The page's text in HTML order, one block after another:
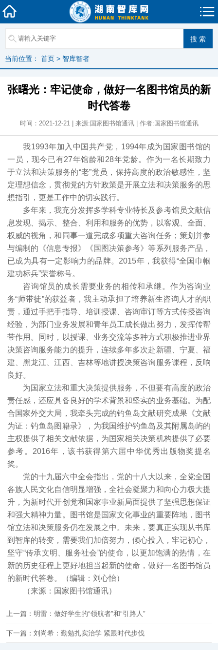
当前位置： 首页 > 智库智者
张曙光：牢记使命，做好一名图书馆员的新
时代答卷
时间：2021-12-21 | 来源:国家图书馆通讯 | 作者:国家图书馆通讯
我1993年加入中国共产党，1994年成为国家图书馆的
一员，现今已有27年馆龄和28年党龄。作为一名长期致力
于立法和决策服务的“老”党员，保持高度的政治敏感性，坚
定理想信念，贯彻党的方针政策是开展立法和决策服务的思
想指引，更是工作中的切实践行。
多年来，我充分发挥多学科专业特长及参考馆员文献信
息发现、揭示、整合、利用和服务的优势，以客观、全面、
权威的视角，和同事一道完成多项重大咨询任务；策划并参
与编制的《信息专报》《国图决策参考》等系列服务产品，
已成为具有一定影响力的品牌。2015年，我获得“全国巾帼
建功标兵”荣誉称号。
咨询馆员的成长需要业务的相传和承继。作为咨询业
务“师带徒”的获益者，我主动承担了培养新生咨询人才的职
责，通过手把手指导、培训授课、咨询审订等方式传授咨询
经验，为部门业务发展和青年员工成长做出努力，发挥传帮
带作用。同时，以授课、业务交流等多种方式积极推进业界
决策咨询服务能力的提升，连续多年多次赴新疆、宁夏、福
建、黑龙江、江西、吉林等地讲授决策咨询服务课程，反响
良好。
为国家立法和重大决策提供服务，不但要有高度的政治
责任感，还应具备良好的学术背景和坚实的业务基础。为配
合国家外交大局，我牵头完成的钓鱼岛文献研究成果《文献
为证：钓鱼岛图籍录》，为我国维护钓鱼岛及其附属岛屿的
主权提供了相关文献依据，为国家相关决策机构提供了必要
参考。2016年，该书获得第六届中华优秀出版物奖提名
奖。
党的十九届六中全会指出，党的十八大以来，全党全国
各族人民文化自信明显增强，全社会凝聚力和向心力极大提
升，为新时代开创党和国家事业新局面提供了坚强思想保证
和强大精神力量。图书馆是国家文化事业的重要阵地，图书
馆立法和决策服务仍在发展之中。未来，要真正实现从书库
到智库的转变，需要我们加倍努力，倾心投入，牢记初心，
坚守“传承文明、服务社会”的使命，以更加饱满的热情，在
新的历史征程上更好地担当起新的使命，做好一名图书馆员
的新时代答卷。（编辑：刘心怡）
（来源：国家图书馆通讯）
上一篇：明雷：做好学生的“领航者”和“引路人”
下一篇：刘尚希：勤勉扎实治学 紧跟时代步伐